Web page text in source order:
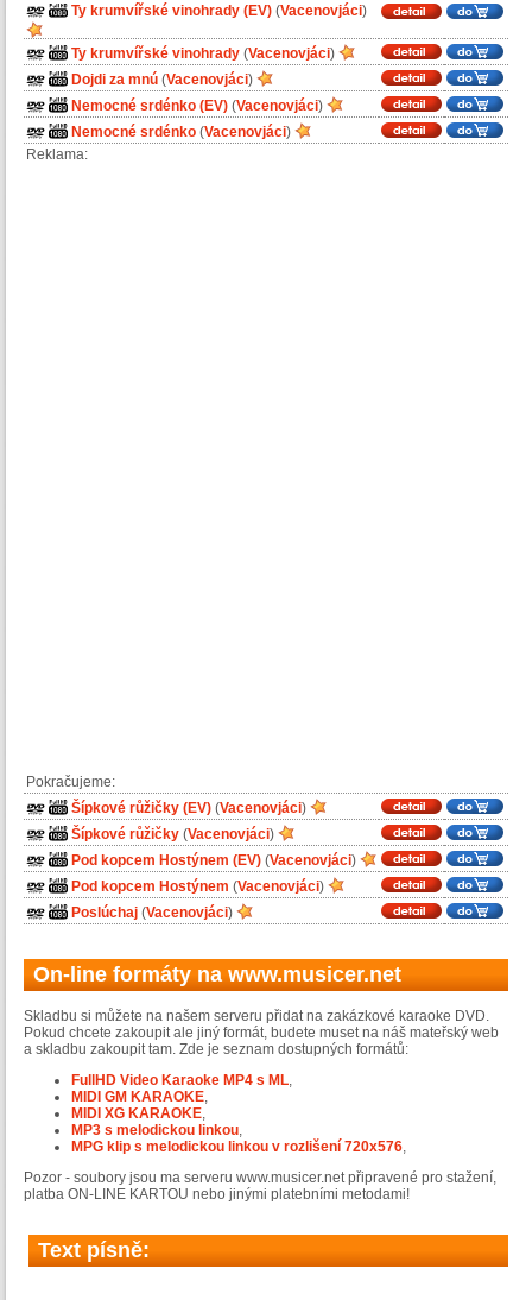
Ty krumvířské vinohrady (EV) (Vacenovjáci)
Ty krumvířské vinohrady (Vacenovjáci)
Dojdi za mnú (Vacenovjáci)
Nemocné srdénko (EV) (Vacenovjáci)
Nemocné srdénko (Vacenovjáci)
Reklama:
Pokračujeme:
Šípkové růžičky (EV) (Vacenovjáci)
Šípkové růžičky (Vacenovjáci)
Pod kopcem Hostýnem (EV) (Vacenovjáci)
Pod kopcem Hostýnem (Vacenovjáci)
Poslúchaj (Vacenovjáci)
On-line formáty na www.musicer.net
Skladbu si můžete na našem serveru přidat na zakázkové karaoke DVD.
Pokud chcete zakoupit ale jiný formát, budete muset na náš mateřský web
a skladbu zakoupit tam. Zde je seznam dostupných formátů:
FullHD Video Karaoke MP4 s ML,
MIDI GM KARAOKE,
MIDI XG KARAOKE,
MP3 s melodickou linkou,
MPG klip s melodickou linkou v rozlišení 720x576,
Pozor - soubory jsou ma serveru www.musicer.net připravené pro stažení,
platba ON-LINE KARTOU nebo jinými platebními metodami!
Text písně: